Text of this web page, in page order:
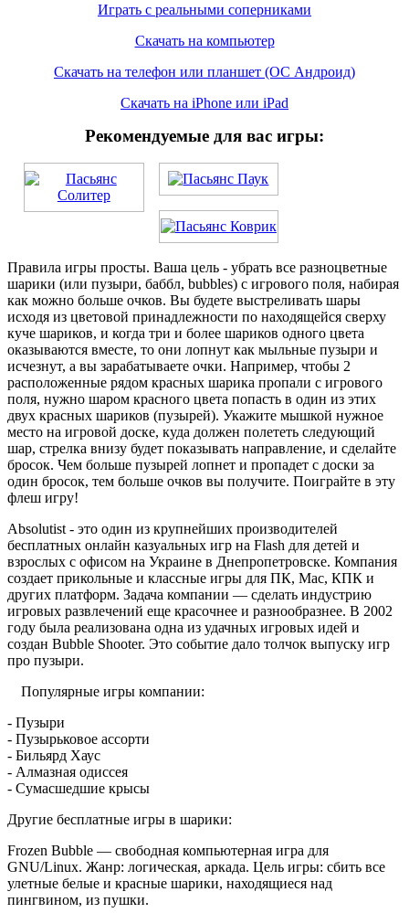
Играть с реальными соперниками
Скачать на компьютер
Скачать на телефон или планшет (ОС Андроид)
Скачать на iPhone или iPad
Рекомендуемые для вас игры:
Правила игры просты. Ваша цель - убрать все разноцветные
шарики (или пузыри, баббл, bubbles) с игрового поля, набирая
как можно больше очков. Вы будете выстреливать шары
исходя из цветовой принадлежности по находящейся сверху
куче шариков, и когда три и более шариков одного цвета
оказываются вместе, то они лопнут как мыльные пузыри и
исчезнут, а вы зарабатываете очки. Например, чтобы 2
расположенные рядом красных шарика пропали с игрового
поля, нужно шаром красного цвета попасть в один из этих
двух красных шариков (пузырей). Укажите мышкой нужное
место на игровой доске, куда должен полететь следующий
шар, стрелка внизу будет показывать направление, и сделайте
бросок. Чем больше пузырей лопнет и пропадет с доски за
один бросок, тем больше очков вы получите. Поиграйте в эту
флеш игру!
Absolutist - это один из крупнейших производителей
бесплатных онлайн казуальных игр на Flash для детей и
взрослых с офисом на Украине в Днепропетровске. Компания
создает прикольные и классные игры для ПК, Mac, КПК и
других платформ. Задача компании — сделать индустрию
игровых развлечений еще красочнее и разнообразнее. В 2002
году была реализована одна из удачных игровых идей и
создан Bubble Shooter. Это событие дало толчок выпуску игр
про пузыри.
Популярные игры компании:
- Пузыри
- Пузырьковое ассорти
- Бильярд Хаус
- Алмазная одиссея
- Сумасшедшие крысы
Другие бесплатные игры в шарики:
Frozen Bubble — свободная компьютерная игра для
GNU/Linux. Жанр: логическая, аркада. Цель игры: сбить все
улетные белые и красные шарики, находящиеся над
пингвином, из пушки.